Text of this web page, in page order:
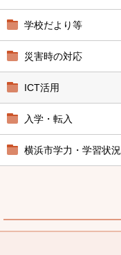
学校だより等
災害時の対応
ICT活用
入学・転入
横浜市学力・学習状